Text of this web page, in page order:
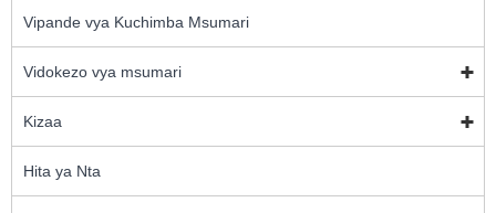
Vipande vya Kuchimba Msumari
Vidokezo vya msumari
Kizaa
Hita ya Nta